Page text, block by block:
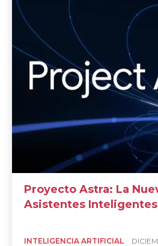
Proyecto Astra: La
Asistentes
INTELIGENCIA ARTIFICIAL